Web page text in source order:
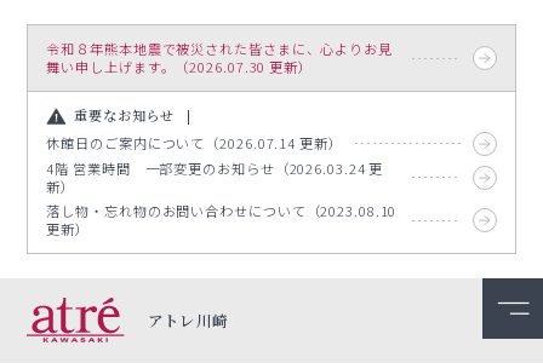
令和８年熊本地震で被災された皆さまに、心よりお見
舞い申し上げます。（2026.07.30 更新）
重要なお知らせ
休館日のご案内について（2026.07.14 更新）
4階 営業時間 一部変更のお知らせ（2026.03.24 更
新）
落し物・忘れ物のお問い合わせについて（2023.08.10
更新）
アトレ川崎